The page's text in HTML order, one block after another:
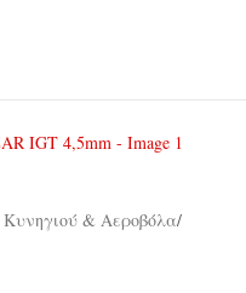
& Αεροβόλα/